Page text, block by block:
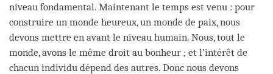
niveau fondamental. Maintenant le temps est venu : pour
construire un monde heureux, un monde de paix, nous
devons mettre en avant le niveau humain. Nous, tout le
monde, avons le même droit au bonheur ; et l’intérêt de
chacun individu dépend des autres. Donc nous devons